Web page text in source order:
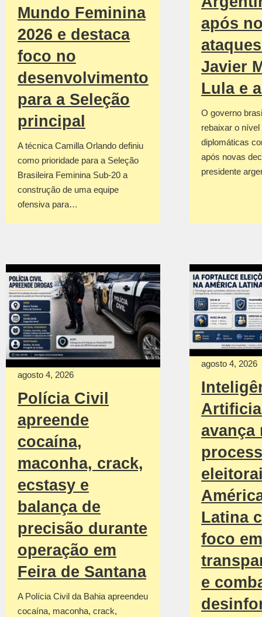
Mundo Feminina
2026 e destaca
foco no
desenvolvimento
para a Seleção
principal
A técnica Camilla Orlando definiu
como prioridade para a Seleção
Brasileira Feminina Sub-20 a
construção de uma equipe
ofensiva para…
após
Javier
Lula e
O governo
rebaixar o
diplomáticas
após novas
presidente
agosto 4, 2026
Polícia Civil
apreende
cocaína,
maconha, crack,
ecstasy e
balança de
precisão durante
operação em
Feira de Santana
A Polícia Civil da Bahia apreendeu
cocaína, maconha, crack,
agosto 4, 2026
avança
Latina
foco em
e